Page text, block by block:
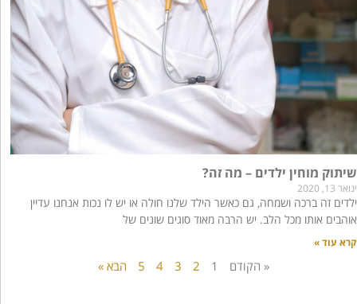
שיתוק מוחין ילדים – מה זה?
ינואר 13, 2020
ילדים זה ברכה ושמחה, גם כאשר הילד שלנו חולה או יש לו נכות אנחנו עדיין
אוהבים אותו מכל הלב. יש הרבה מאוד סוגים שונים של
קרא עוד »
« הקודם 1
2
3
4
5 הבא »